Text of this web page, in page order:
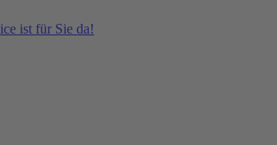
ist für Sie da!